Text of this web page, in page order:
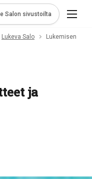
Salon sivustoilta
Lukeva Salo
Lukemisen
ja